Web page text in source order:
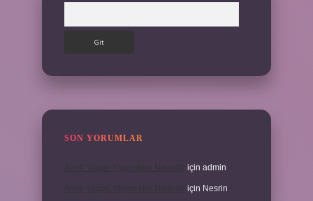
SON YORUMLAR
için admin
Alerji Yapan Yiyecekler Nelerdir için Nesrin